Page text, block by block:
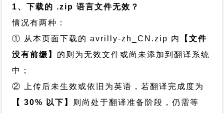
1、下载的 .zip 语言文件无效？
情况有两种：
① 从本页面下载的 avrilly-zh_CN.zip 内
【文件
没有前缀】 的则为无效文件或尚未添加到翻译系统
中；
② 上传后未生效或依旧为英语，若翻译完成度为
【 30% 以下】 则尚处于翻译准备阶段，仍需等